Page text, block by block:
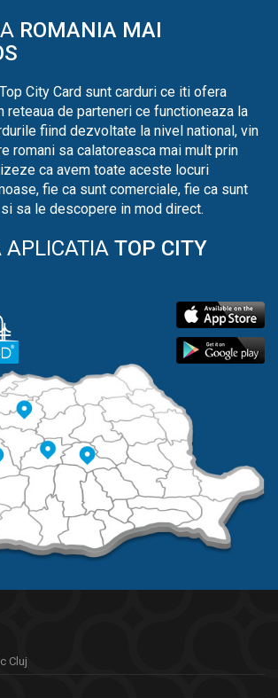
ROMANIA MAI
City Card sunt carduri ce iti ofera
reteaua de parteneri ce functioneaza la
fiind dezvoltate la nivel national, vin
romani sa calatoreasca mai mult prin
ca avem toate aceste locuri
fie ca sunt comerciale, fie ca sunt
sa le descopere in mod direct.
APLICATIA TOP CITY
Cluj